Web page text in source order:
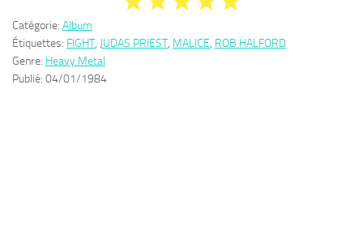
Catégorie: Album
Étiquettes: FIGHT, JUDAS PRIEST, MALICE, ROB HALFORD
Genre: Heavy Metal
Publié: 04/01/1984